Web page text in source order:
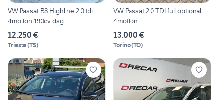
VW Passat B8 Highline 2.0 tdi
4motion 190cv dsg
12.250 €
Trieste(TS)
VW Passat 2.0 TDI full optional
4motion
13.000 €
Torino(TO)